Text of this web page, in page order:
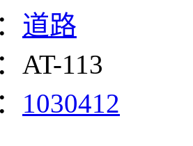
道路
AT-113
1030412